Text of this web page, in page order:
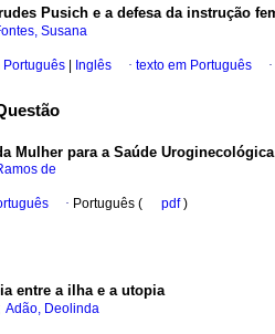
Pusich e a defesa da instrução
Susana
Português Inglês · texto em Português ·
Mulher para a Saúde Uroginecológica
de
· Português ( pdf)
entre a ilha e a utopia
Adão, Deolinda